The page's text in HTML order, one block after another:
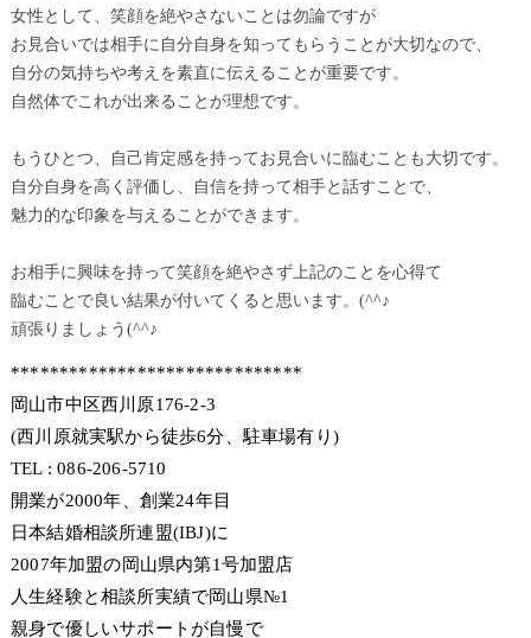
女性として、笑顔を絶やさないことは勿論ですが
お見合いでは相手に自分自身を知ってもらうことが大切なので、
自分の気持ちや考えを素直に伝えることが重要です。
自然体でこれが出来ることが理想です。
もうひとつ、自己肯定感を持ってお見合いに臨むことも大切です。
自分自身を高く評価し、自信を持って相手と話すことで、
魅力的な印象を与えることができます。
お相手に興味を持って笑顔を絶やさず上記のことを心得て
臨むことで良い結果が付いてくると思います。(^^♪
頑張りましょう(^^♪
******************************
岡山市中区西川原176-2-3
(西川原就実駅から徒歩6分、駐車場有り)
TEL : 086-206-5710
開業が2000年、創業24年目
日本結婚相談所連盟(IBJ)に
2007年加盟の岡山県内第1号加盟店
人生経験と相談所実績で岡山県№1
親身で優しいサポートが自慢で